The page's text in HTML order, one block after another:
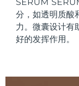
分，如透明质酸
力。微囊设计有
好的发挥作用。
Anti-
补水保湿
百慕大
波斯尼亚和黑塞
保加利亚